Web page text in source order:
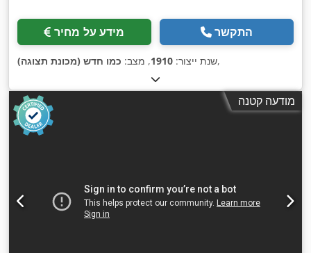
מידע על מחיר התקשר
שנת ייצור: 1910, מצב: כמו חדש (מכונת תצוגה) ,
מודעה קטנה